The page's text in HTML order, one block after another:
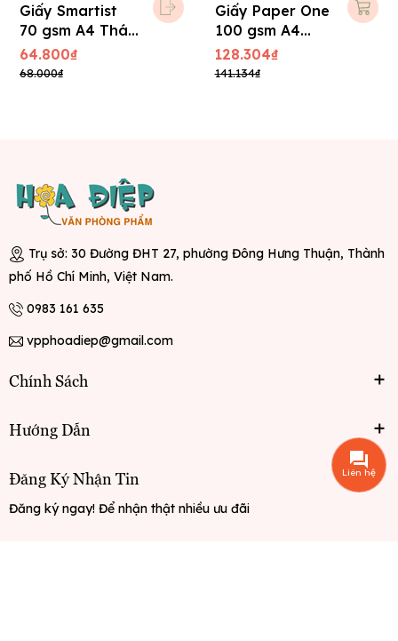
Giấy Smartist
70 gsm A4 Thái
Lan
64.800₫
68.000₫
Giấy Paper One
100 gsm A4
Indo
128.304₫
141.134₫
Trụ sở: 30 Đường ĐHT 27, phường Đông Hưng Thuận, Thành
phố Hồ Chí Minh, Việt Nam.
0983 161 635
vpphoadiep@gmail.com
Chính Sách
Hướng Dẫn
Đăng Ký Nhận Tin
Đăng ký ngay! Để nhận thật nhiều ưu đãi
Liên hệ